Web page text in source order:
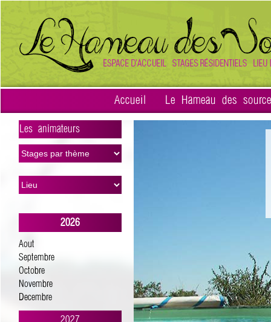
Accueil Le Hameau des
Les animateurs
>
2026
Aout
Septembre
Octobre
Novembre
Decembre
2027